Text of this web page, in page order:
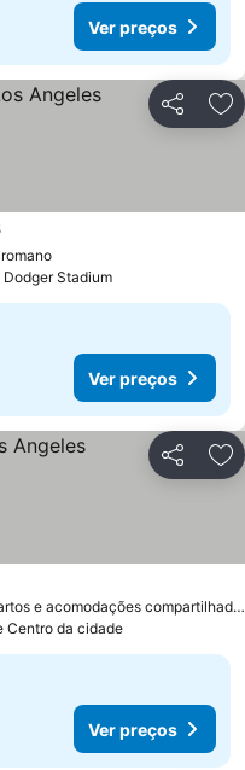
Ver preços
Partilhar
Dodger Stadium
Ver preços
Partilhar
Opções exclusivas de quartos e acomodações compartilhadas
Centro da cidade
Ver preços